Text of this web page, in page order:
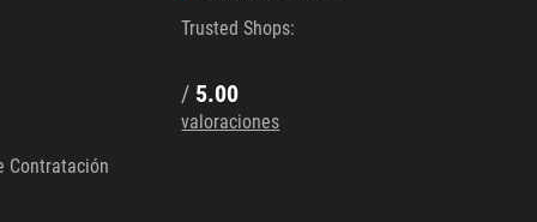
Contratación
Trusted Shops:
/ 5.00
valoraciones